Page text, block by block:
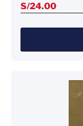
S/24.00